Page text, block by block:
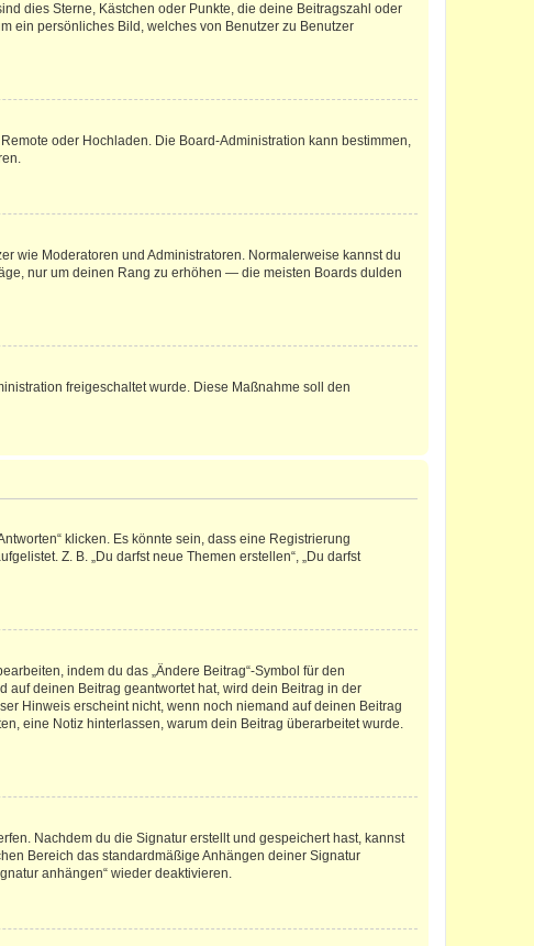
dies Sterne, Kästchen oder Punkte, die deine Beitragszahl oder
ein persönliches Bild, welches von Benutzer zu Benutzer
oder Hochladen. Die Board-Administration kann bestimmen,
wie Moderatoren und Administratoren. Normalerweise kannst du
nur um deinen Rang zu erhöhen — die meisten Boards dulden
freigeschaltet wurde. Diese Maßnahme soll den
klicken. Es könnte sein, dass eine Registrierung
Z. B. „Du darfst neue Themen erstellen“, „Du darfst
indem du das „Ändere Beitrag“-Symbol für den
auf deinen Beitrag geantwortet hat, wird dein Beitrag in der
Hinweis erscheint nicht, wenn noch niemand auf deinen Beitrag
eine Notiz hinterlassen, warum dein Beitrag überarbeitet wurde.
Nachdem du die Signatur erstellt und gespeichert hast, kannst
Bereich das standardmäßige Anhängen deiner Signatur
anhängen“ wieder deaktivieren.